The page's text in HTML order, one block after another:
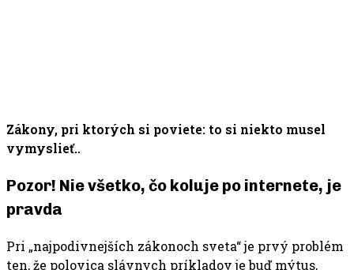
Zákony, pri ktorých si poviete: to si niekto musel
vymyslieť..
Pozor! Nie všetko, čo koluje po internete, je
pravda
Pri „najpodivnejších zákonoch sveta“ je prvý problém
ten, že polovica slávnych príkladov je buď mýtus,